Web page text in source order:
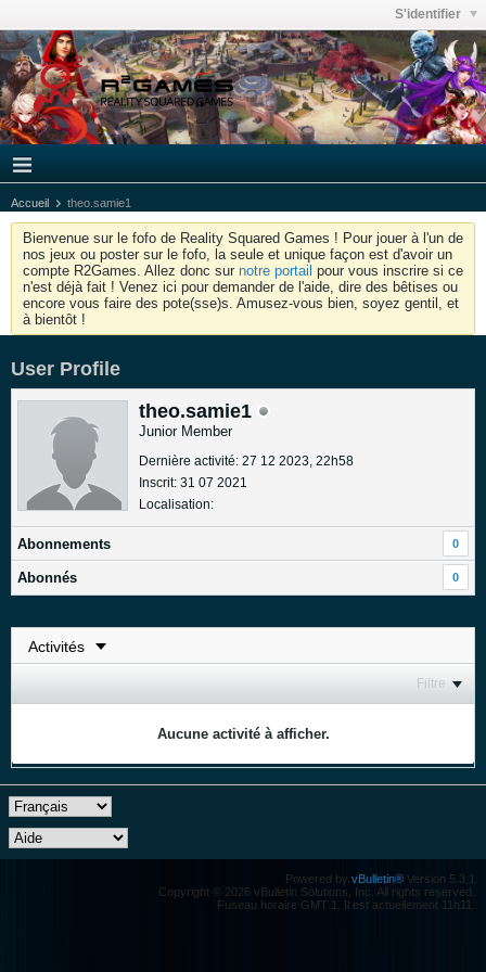
S'identifier
Accueil theo.samie1
Bienvenue sur le fofo de Reality Squared Games ! Pour jouer à l'un de
nos jeux ou poster sur le fofo, la seule et unique façon est d'avoir un
compte R2Games. Allez donc sur notre portail pour vous inscrire si ce
n'est déjà fait ! Venez ici pour demander de l'aide, dire des bêtises ou
encore vous faire des pote(sse)s. Amusez-vous bien, soyez gentil, et
à bientôt !
User Profile
theo.samie1
Junior Member
Dernière activité: 27 12 2023, 22h58
Inscrit: 31 07 2021
Localisation:
Abonnements 0
Abonnés 0
Filtre
Aucune activité à afficher.
Powered by vBulletin® Version 5.3.1
Copyright © 2026 vBulletin Solutions, Inc. All rights reserved.
Fuseau horaire GMT 1. Il est actuellement 11h11.